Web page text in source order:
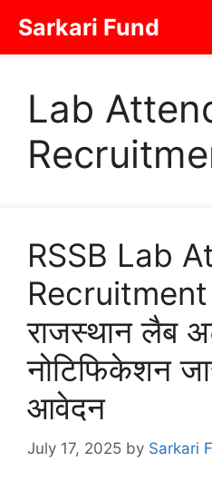
content
Sarkari Fund
Lab
RSSB Lab
राजस्थान लैब
नोटिफिकेशन
आवेदन
July 17, 2025 by Sarkari